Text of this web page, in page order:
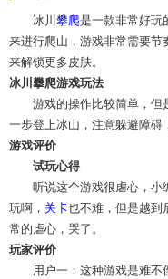
冰川 攀爬是一款非常好玩
来进行爬山，游戏非常需要节
来解锁更多皮肤。
冰川攀爬游戏玩法
游戏的操作比较简单，但
一步登上冰山，注意躲避障碍
游戏评价
试玩心得
听说这个游戏很虐心，小
玩啊， 关卡也不难，但是越到
常的虐心，哭了。
玩家评价
用户一：这种游戏是难